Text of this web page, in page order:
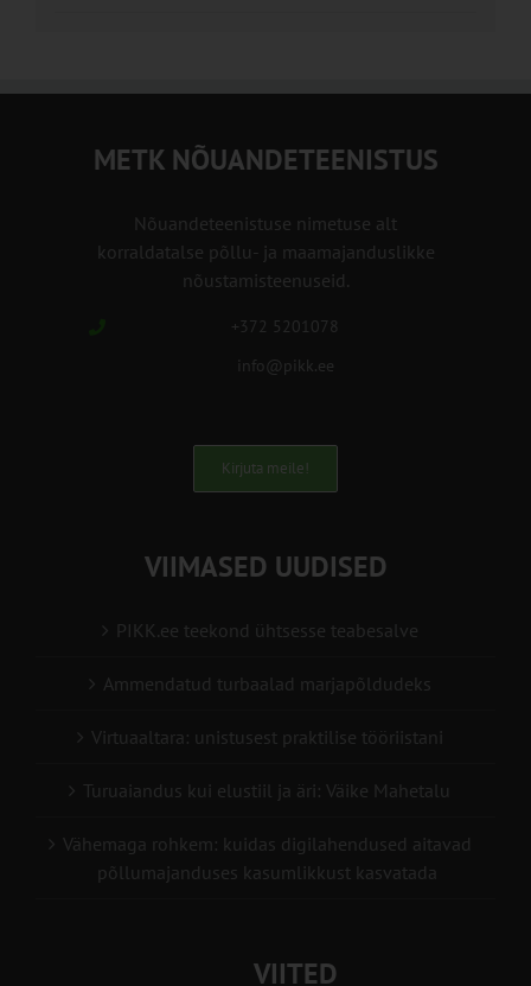
METK NÕUANDETEENISTUS
Nõuandeteenistuse nimetuse alt
korraldatalse põllu- ja maamajanduslikke
nõustamisteenuseid.
+372 5201078
info@pikk.ee
Kirjuta meile!
VIIMASED UUDISED
PIKK.ee teekond ühtsesse teabesalve
Ammendatud turbaalad marjapõldudeks
Virtuaaltara: unistusest praktilise tööriistani
Turuaiandus kui elustiil ja äri: Väike Mahetalu
Vähemaga rohkem: kuidas digilahendused aitavad
põllumajanduses kasumlikkust kasvatada
VIITED